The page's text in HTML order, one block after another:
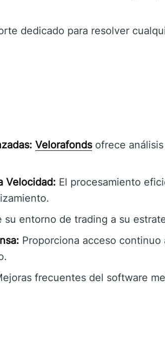
dedicado para resolver
Velorafondsofrece análisis
Velocidad: El procesamiento
su entorno de trading a su
Proporciona acceso continuo
frecuentes del software